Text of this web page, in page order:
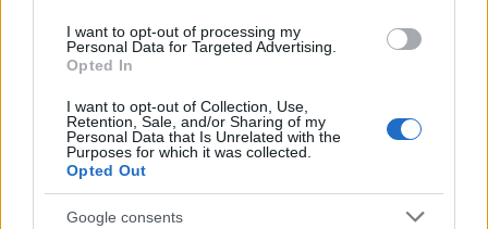
I want to opt-out of processing my
Personal Data for Targeted Advertising.
Opted In
I want to opt-out of Collection, Use,
Retention, Sale, and/or Sharing of my
Personal Data that Is Unrelated with the
Purposes for which it was collected.
Opted Out
Google consents
μπουκίτσες. Στη συνέχεια σε ένα μπολ
προσθέτουμε τη φρυγανιά, την παρμεζάνα, τα
βότανα και την πάπρικα. Πανάρουμε τα κομμάτια
κοτόπουλου με τη φρυγανιά και τα βάζουμε σε ένα
ταψί. Προσθέτουμε λίγο ελαιόλαδο και ψήνουμε
στον φούρνο στους 180 βαθμούς για 20 λεπτά.